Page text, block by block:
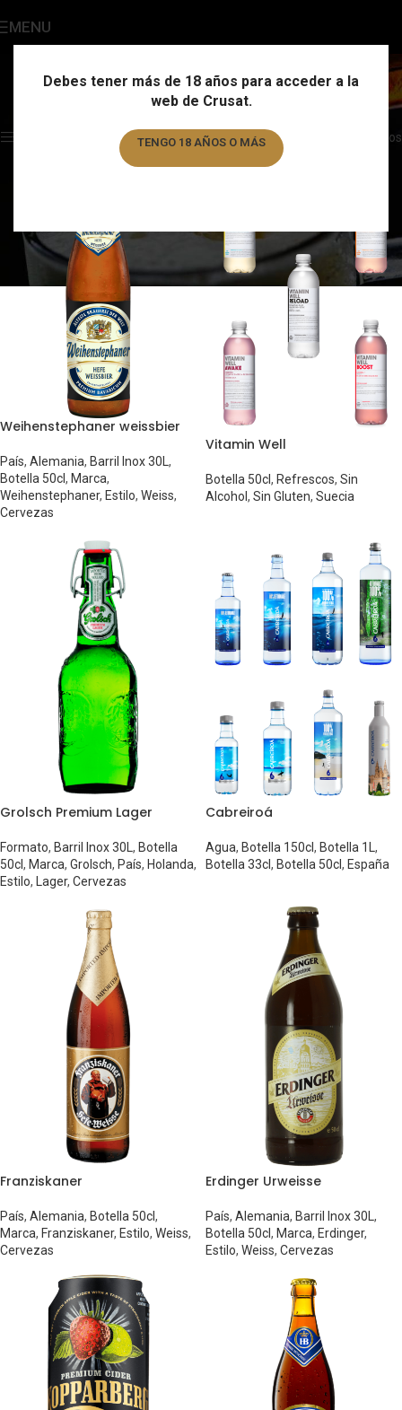
Debes tener más de 18 años para acceder a la
web de Crusat.
TENGO 18 AÑOS O MÁS
MENU Botella 50cl
Botella 50cl Showing 1–12 of 24 results
Filtros
Weihenstephaner weissbier
País, Alemania, Barril Inox 30L ,
Botella 50cl, Marca,
Weihenstephaner, Estilo, Weiss,
Cervezas
Vitamin Well
Botella 50cl, Refrescos, Sin
Alcohol , Sin Gluten, Suecia
Grolsch Premium Lager
Formato, Barril Inox 30L , Botella
50cl, Marca, Grolsch, País, Holanda,
Estilo, Lager, Cervezas
Cabreiroá
Agua, Botella 150cl, Botella 1L ,
Botella 33cl, Botella 50cl, España
Franziskaner
País, Alemania, Botella 50cl,
Marca, Franziskaner, Estilo, Weiss,
Cervezas
Erdinger Urweisse
País, Alemania, Barril Inox 30L ,
Botella 50cl, Marca, Erdinger,
Estilo, Weiss, Cervezas